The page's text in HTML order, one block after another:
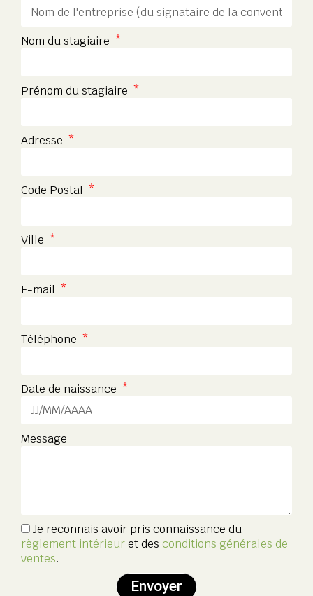
Nom du stagiaire
Prénom du stagiaire
Adresse
Code Postal
Ville
E-mail
Téléphone
Date de naissance
Message
Je reconnais avoir pris connaissance du
règlement intérieuret des conditions générales de
ventes.
Envoyer